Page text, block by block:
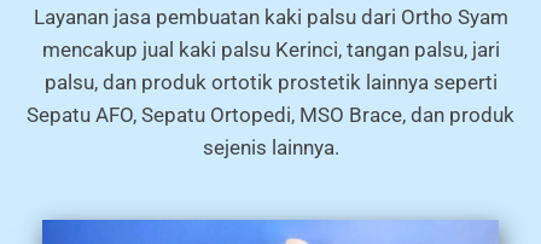
Layanan jasa pembuatan kaki palsu dari Ortho Syam
mencakup jual kaki palsu Kerinci, tangan palsu, jari
palsu, dan produk ortotik prostetik lainnya seperti
Sepatu AFO, Sepatu Ortopedi, MSO Brace, dan produk
sejenis lainnya.